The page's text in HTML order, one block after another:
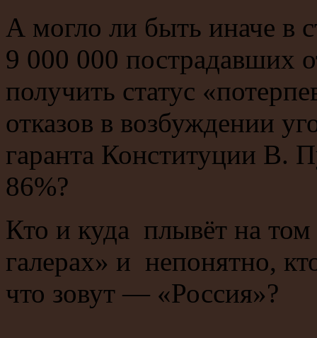
А могло ли быть иначе в
9 000 000 пострадавших
получить статус
отказов в возбуждении
гаранта Конституции В.
86%?
Кто и куда плывёт на том
галерах» и непонятно,
что зовут — «Россия»?